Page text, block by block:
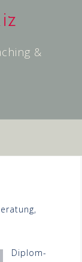
&
Diplom-